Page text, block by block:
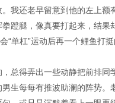
我还老早留意到他的左上
蹬腿，像真要打起来，结
“单杠”运动后再一个鲤鱼打
总得弄出一些动静把前排
生每每有推波助澜的阵势